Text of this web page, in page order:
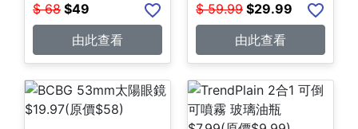
$ 68 $49
由此查看
$ 59.99 $29.99
由此查看